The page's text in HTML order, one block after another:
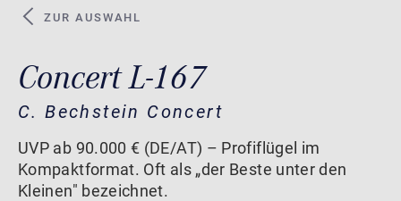
ZUR AUSWAHL
Concert L-167
C. Bechstein Concert
UVP ab 90.000 € (DE/AT) – Profiflügel im
Kompaktformat. Oft als „der Beste unter den
Kleinen" bezeichnet.